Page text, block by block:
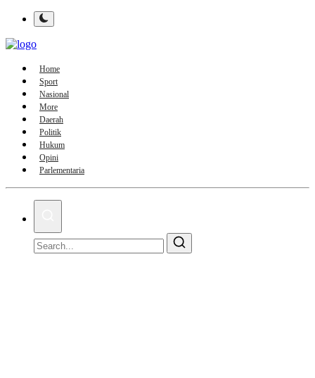
Home
Sport
Nasional
More
Daerah
Politik
Hukum
Opini
Parlementaria